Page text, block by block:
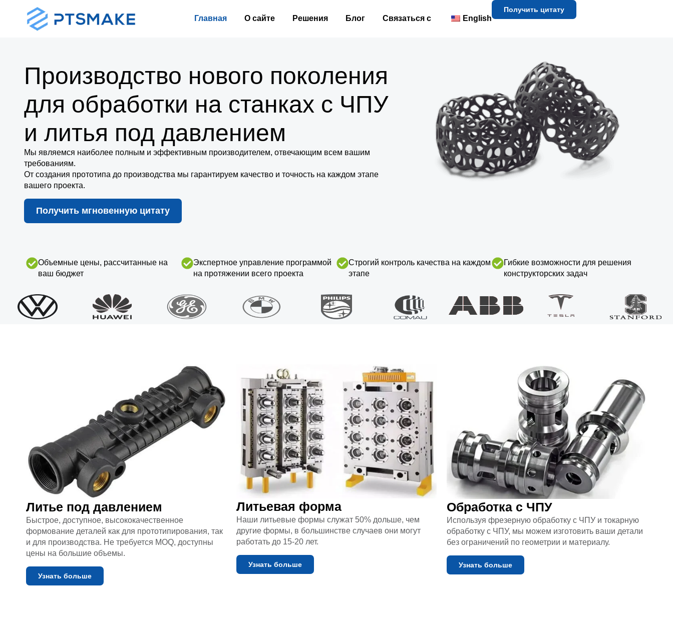
Главная О сайте Решения Блог Связаться с English
Получить цитату
Производство нового поколения
для обработки на станках с ЧПУ
и литья под давлением
Мы являемся наиболее полным и эффективным производителем, отвечающим всем вашим
требованиям.
От создания прототипа до производства мы гарантируем качество и точность на каждом этапе
вашего проекта.
Получить мгновенную цитату
Объемные цены, рассчитанные на
ваш бюджет
Экспертное управление программой
на протяжении всего проекта
Строгий контроль качества на каждом
этапе
Гибкие возможности для решения
конструкторских задач
Литье под давлением
Быстрое, доступное, высококачественное
формование деталей как для прототипирования, так
и для производства. Не требуется MOQ, доступны
цены на большие объемы.
Узнать больше
Литьевая форма
Наши литьевые формы служат 50% дольше, чем
другие формы, в большинстве случаев они могут
работать до 15-20 лет.
Узнать больше
Обработка с ЧПУ
Используя фрезерную обработку с ЧПУ и токарную
обработку с ЧПУ, мы можем изготовить ваши детали
без ограничений по геометрии и материалу.
Узнать больше